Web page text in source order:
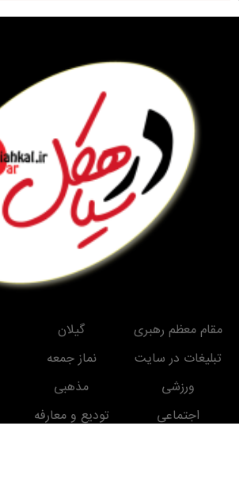
مقام معظم رهبری گیلان
تبلیغات در سایت
نماز جمعه
ورزشی
مذهبی
اجتماعی
تودیع و معارفه